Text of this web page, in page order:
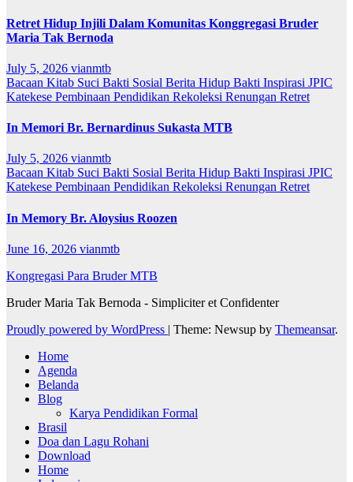
Retret Hidup Injili Dalam Komunitas Konggregasi Bruder
Maria Tak Bernoda
July 5, 2026 vianmtb
Bacaan Kitab Suci Bakti Sosial Berita Hidup Bakti Inspirasi JPIC
Katekese Pembinaan Pendidikan Rekoleksi Renungan Retret
In Memori Br. Bernardinus Sukasta MTB
July 5, 2026 vianmtb
Bacaan Kitab Suci Bakti Sosial Berita Hidup Bakti Inspirasi JPIC
Katekese Pembinaan Pendidikan Rekoleksi Renungan Retret
In Memory Br. Aloysius Roozen
June 16, 2026 vianmtb
Kongregasi Para Bruder MTB
Bruder Maria Tak Bernoda - Simpliciter et Confidenter
Proudly powered by WordPress | Theme: Newsup by Themeansar.
Home
Agenda
Belanda
Blog
Karya Pendidikan Formal
Brasil
Doa dan Lagu Rohani
Download
Home